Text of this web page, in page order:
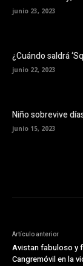
junio 23, 2023
¿Cuándo saldrá
junio 22, 2023
Niño sobrevive
junio 15, 2023
Artículo anterior
Avistan fabuloso y
Cangremóvil en la